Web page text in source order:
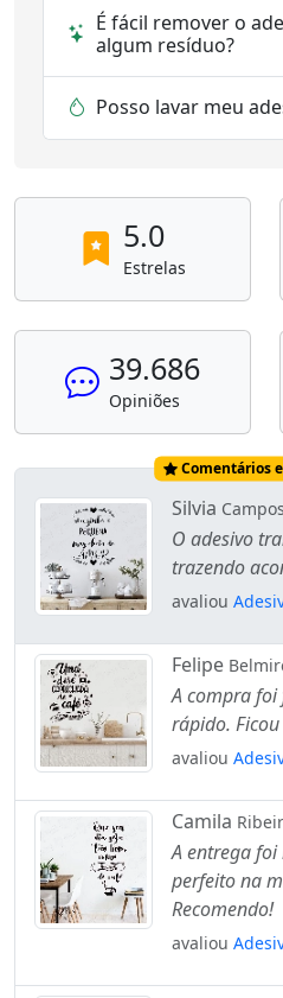
É fácil remover o
algum resíduo?
Posso lavar meu
5.0
Estrelas
39.686
Opiniões
Comentários
Silvia
O adesivo
trazendo
avaliou
Mod:2042
Felipe
A compra foi
rápido.
avaliou
Mod:2069
Camila
A entrega
perfeito na
Recomendo!
avaliou